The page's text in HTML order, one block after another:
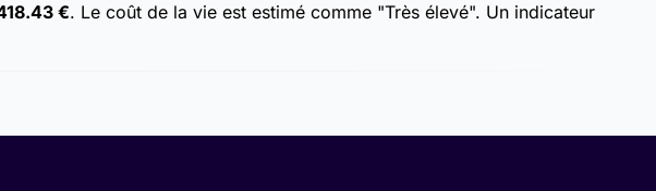
€. Le coût de la vie est estimé comme "Très élevé". Un indicateur